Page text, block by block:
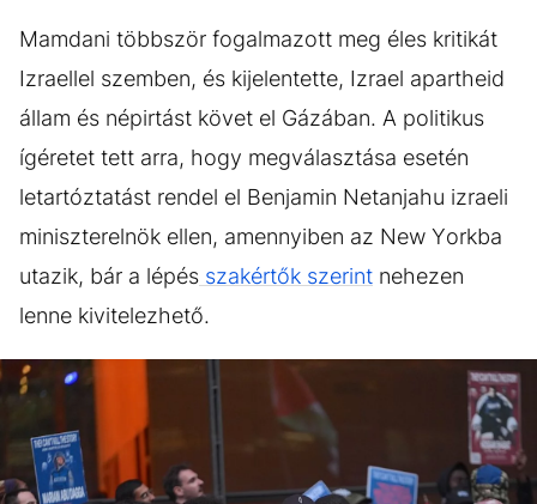
Mamdani többször fogalmazott meg éles kritikát
Izraellel szemben, és kijelentette, Izrael apartheid
állam és népirtást követ el Gázában. A politikus
ígéretet tett arra, hogy megválasztása esetén
letartóztatást rendel el Benjamin Netanjahu izraeli
miniszterelnök ellen, amennyiben az New Yorkba
utazik, bár a lépés szakértők szerint nehezen
lenne kivitelezhető.